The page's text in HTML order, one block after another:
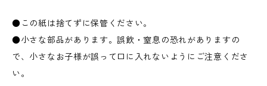
●この紙は捨てずに保管ください。
●小さな部品があります。誤飲・窒息の恐れがありますの
で、小さなお子様が誤って口に入れないようにご注意くださ
い。